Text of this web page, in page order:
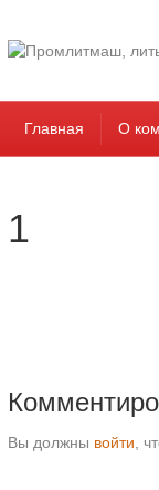
Главная О
1
Вы должны войти ,